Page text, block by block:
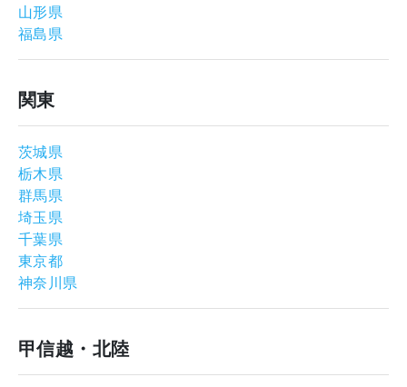
山形県
福島県
関東
茨城県
栃木県
群馬県
埼玉県
千葉県
東京都
神奈川県
甲信越・北陸